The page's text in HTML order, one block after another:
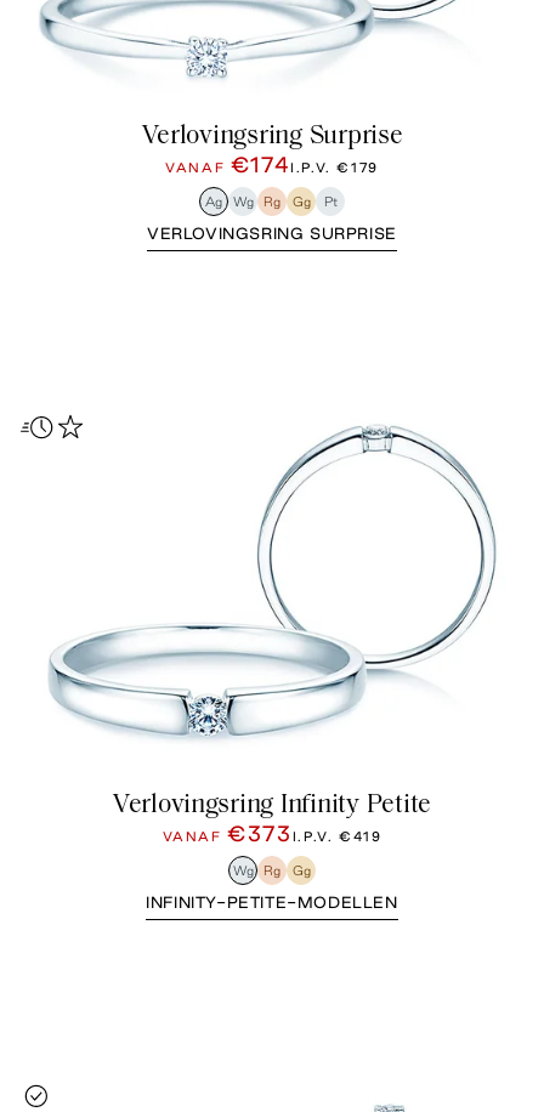
Verlovingsring Surprise
VANAF €174I.P.V.€179
Ag Wg Rg Gg Pt
VERLOVINGSRING SURPRISE
Verlovingsring Infinity Petite
VANAF€373 I.P.V. €419
Wg Rg Gg
INFINITY-PETITE-MODELLEN